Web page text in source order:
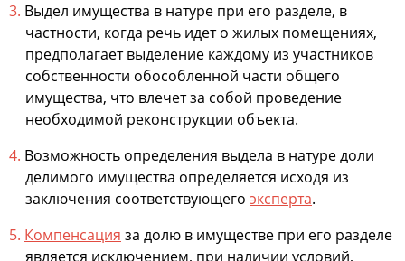
Выдел имущества в натуре при его разделе, в
частности, когда речь идет о жилых помещениях,
предполагает выделение каждому из участников
собственности обособленной части общего
имущества, что влечет за собой проведение
необходимой реконструкции объекта.
Возможность определения выдела в натуре доли
делимого имущества определяется исходя из
заключения соответствующего эксперта.
Компенсация за долю в имуществе при его разделе
является исключением, при наличии условий,